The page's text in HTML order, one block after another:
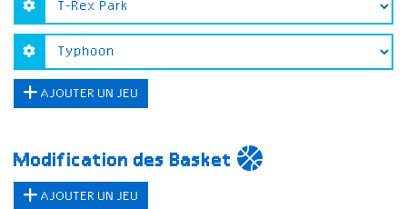
AJOUTER UN JEU
Modification des Basket
AJOUTER UN JEU